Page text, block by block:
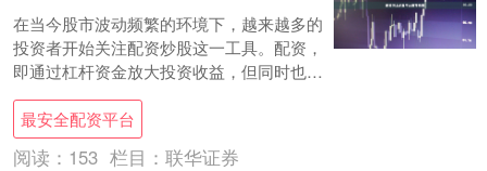
在当今股市波动频繁的环境下，越来越多的
投资者开始关注配资炒股这一工具。配资，
即通过杠杆资金放大投资收益，但同时也伴
随着更高的风险。因此，选择一家安全、合
规、服务....
最安全配资平台
阅读： 153 栏目： 联华证券